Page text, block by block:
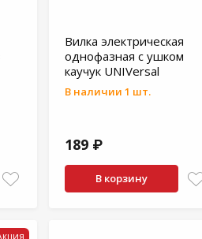
Вилка электрическая
однофазная с ушком
каучук UNIVersal
В наличии 1 шт.
189 ₽
В корзину